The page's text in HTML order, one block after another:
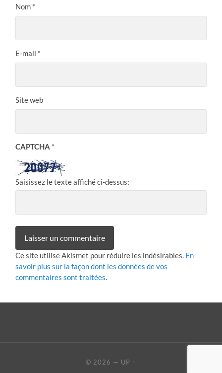
Nom *
E-mail *
Site web
CAPTCHA *
Saisissez le texte affiché ci-dessus:
Ce site utilise Akismet pour réduire les indésirables. En
savoir plus sur la façon dont les données de vos
commentaires sont traitées.
© 2026 — UP ↑